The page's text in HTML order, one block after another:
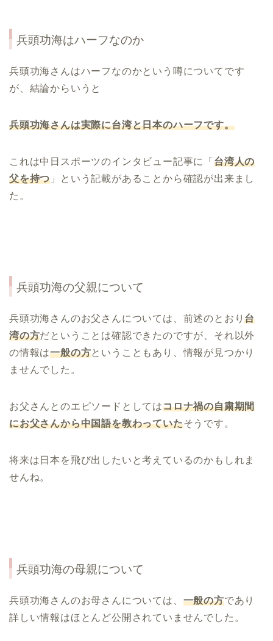
兵頭功海はハーフなのか
兵頭功海さんはハーフなのかという噂についてです
が、結論からいうと
兵頭功海さんは実際に台湾と日本のハーフです。
これは中日スポーツのインタビュー記事に「 台湾人の
父を持つ 」という記載があることから確認が出来まし
た。
兵頭功海の父親について
兵頭功海さんのお父さんについては、前述のとおり台
湾の方だということは確認できたのですが、それ以外
の情報は一般の方ということもあり、情報が見つかり
ませんでした。
お父さんとのエピソードとしてはコロナ禍の自粛期間
にお父さんから中国語を教わっていたそうです。
将来は日本を飛び出したいと考えているのかもしれま
せんね。
兵頭功海の母親について
兵頭功海さんのお母さんについては、 一般の方であり
詳しい情報はほとんど公開されていませんでした。